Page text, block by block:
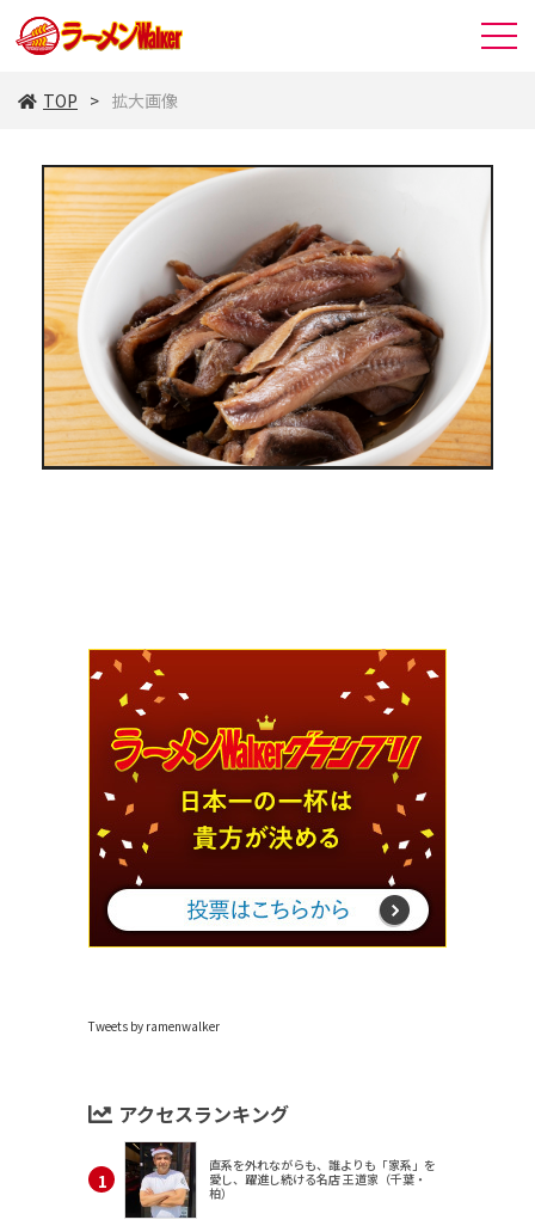
TOP 拡大画像
Tweets by ramenwalker
アクセスランキング
直系を外れながらも、誰よりも「家系」を
愛し、躍進し続ける名店 王道家（千葉・
柏）